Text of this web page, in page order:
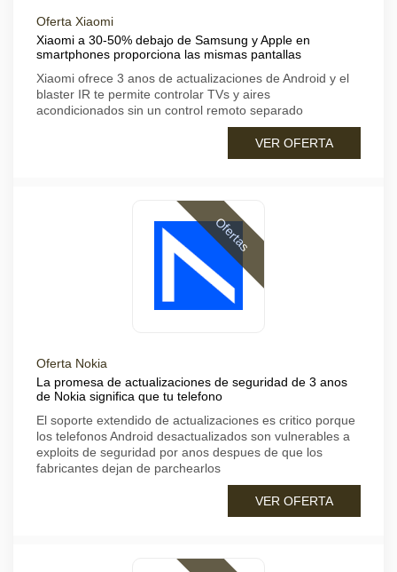
Oferta Xiaomi
Xiaomi a 30-50% debajo de Samsung y Apple en
smartphones proporciona las mismas pantallas
Xiaomi ofrece 3 anos de actualizaciones de Android y el
blaster IR te permite controlar TVs y aires
acondicionados sin un control remoto separado
VER OFERTA
Ofertas
Oferta Nokia
La promesa de actualizaciones de seguridad de 3 anos
de Nokia significa que tu telefono
El soporte extendido de actualizaciones es critico porque
los telefonos Android desactualizados son vulnerables a
exploits de seguridad por anos despues de que los
fabricantes dejan de parchearlos
VER OFERTA